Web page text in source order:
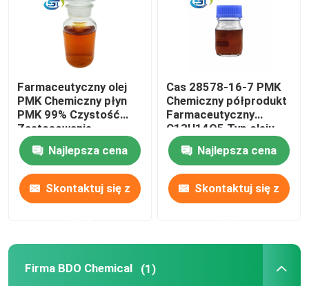
Farmaceutyczny olej
PMK Chemiczny płyn
PMK 99% Czystość
Zastosowanie
laboratoryjne
Najlepsza cena
Skontaktuj się z
Cas 28578-16-7 PMK
Chemiczny półprodukt
Farmaceutyczny
C13H14O5 Typ oleju
Najlepsza cena
Skontaktuj się z
Firma BDO Chemical (1)